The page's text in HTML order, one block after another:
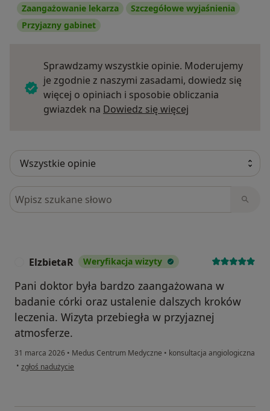
Zaangażowanie lekarza
Szczegółowe wyjaśnienia
Przyjazny gabinet
Sprawdzamy wszystkie opinie. Moderujemy
je zgodnie z naszymi zasadami, dowiedz się
więcej o opiniach i sposobie obliczania
gwiazdek na Dowiedz się więcej
Szukaj w opiniach
ElzbietaR Weryfikacja wizyty
Pani doktor była bardzo zaangażowana w
badanie córki oraz ustalenie dalszych kroków
leczenia. Wizyta przebiegła w przyjaznej
atmosferze.
31 marca 2026 • Medus Centrum Medyczne • konsultacja angiologiczna
• w opinii użytkownika ElzbietaR
zgłoś nadużycie